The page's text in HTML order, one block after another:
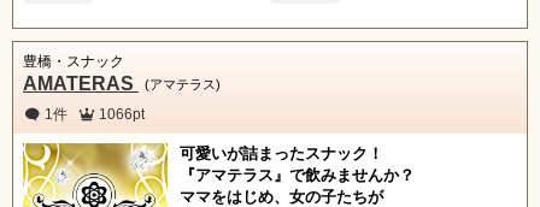
豊橋・スナック
AMATERAS (アマテラス)
1件 1066pt
可愛いが詰まったスナック！
『アマテラス』で飲みませんか？
ママをはじめ、女の子たちが